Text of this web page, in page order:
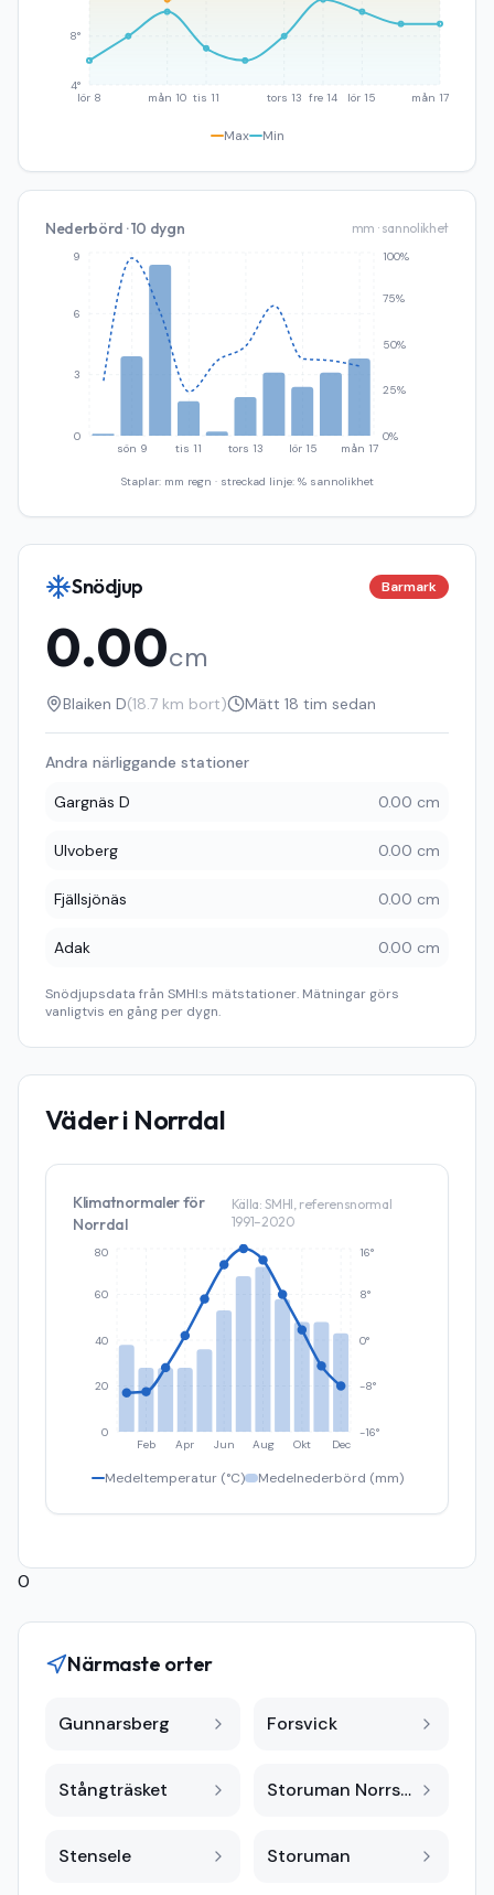
lör 8 mån 10 tis 11 tors 13 fre 14 lör 15 mån 17
4°
8°
Max Min
Nederbörd · 10 dygn mm · sannolikhet
sön 9 tis 11 tors 13 lör 15 mån 17
0
3
6
9
0%
25%
50%
75%
100%
Staplar: mm regn · streckad linje: % sannolikhet
Snödjup Barmark
0.00cm
Blaiken D(18.7 km bort) Mätt 18 tim sedan
Andra närliggande stationer
Gargnäs D
0.00 cm
Ulvoberg 0.00 cm
Fjällsjönäs 0.00 cm
Adak 0.00 cm
Snödjupsdata från SMHI:s mätstationer. Mätningar görs
vanligtvis en gång per dygn.
Väder i Norrdal
Klimatnormaler för
Norrdal
Källa: SMHI, referensnormal
1991–2020
Feb Apr Jun Aug Okt Dec
0
20
40
60
80
-16°
-8°
0°
8°
16°
Medeltemperatur (°C) Medelnederbörd (mm)
0
Närmaste orter
Gunnarsberg Forsvick
Stångträsket Storuman Norrsken
Stensele Storuman